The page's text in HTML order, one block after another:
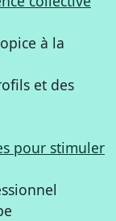
à la
et des
pour stimuler